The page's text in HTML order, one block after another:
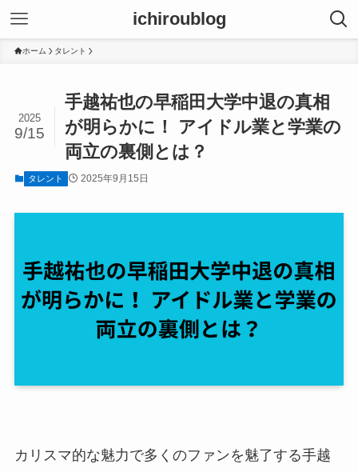
ichiroublog
ホーム タレント
手越祐也の早稲田大学中退の真相
が明らかに！ アイドル業と学業の
両立の裏側とは？
2025
9/15
タレント 2025年9月15日
カリスマ的な魅力で多くのファンを魅了する手越